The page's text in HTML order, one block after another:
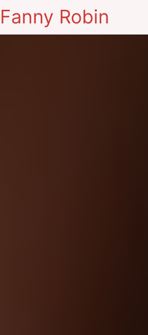
Fanny Robin